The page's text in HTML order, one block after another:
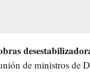
de ministros de